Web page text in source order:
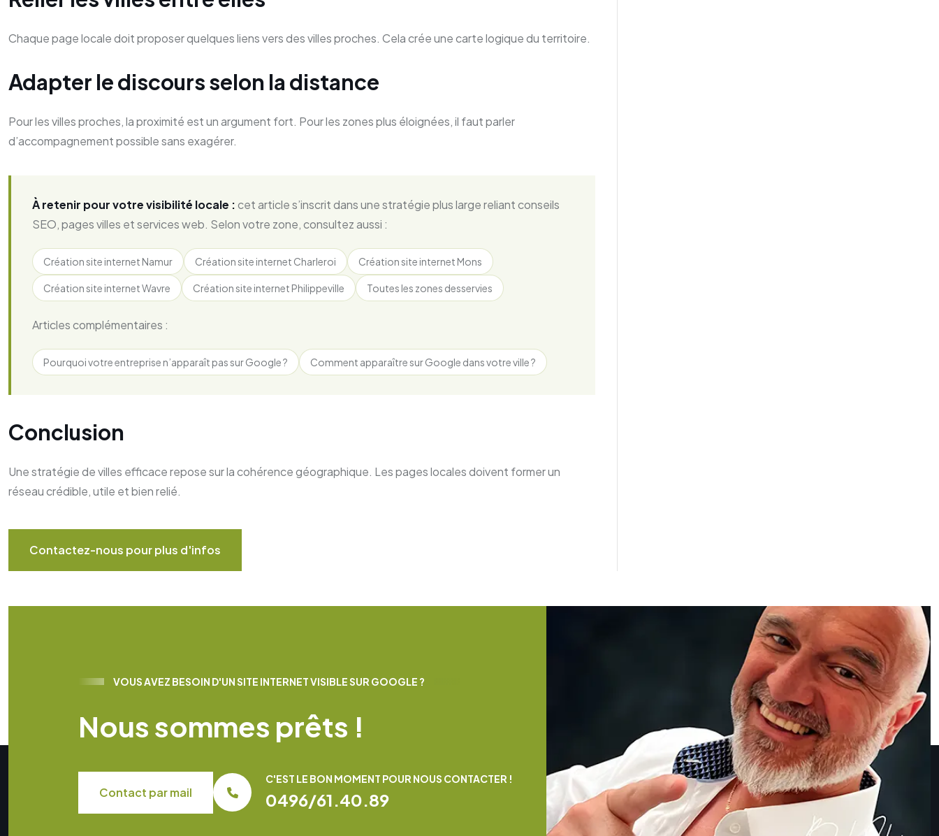
Chaque page locale doit proposer quelques liens vers des villes proches. Cela crée une carte logique du territoire.
Adapter le discours selon la distance
Pour les villes proches, la proximité est un argument fort. Pour les zones plus éloignées, il faut parler
d’accompagnement possible sans exagérer.
À retenir pour votre visibilité locale :cet article s’inscrit dans une stratégie plus large reliant conseils
SEO, pages villes et services web. Selon votre zone, consultez aussi :
Création site internet Namur Création site internet Charleroi Création site internet Mons
Création site internet Wavre Création site internet Philippeville Toutes les zones desservies
Articles complémentaires :
Pourquoi votre entreprise n’apparaît pas sur Google ? Comment apparaître sur Google dans votre ville ?
Conclusion
Une stratégie de villes efficace repose sur la cohérence géographique. Les pages locales doivent former un
réseau crédible, utile et bien relié.
Contactez-nous pour plus d'infos
VOUSAVEZ BESOIN D'UNSITE INTERNETVISIBLESUR GOOGLE ?
Noussommes prêts !
Contact par mail
C'EST LE BON MOMENT POUR NOUS CONTACTER !
0496/61.40.89